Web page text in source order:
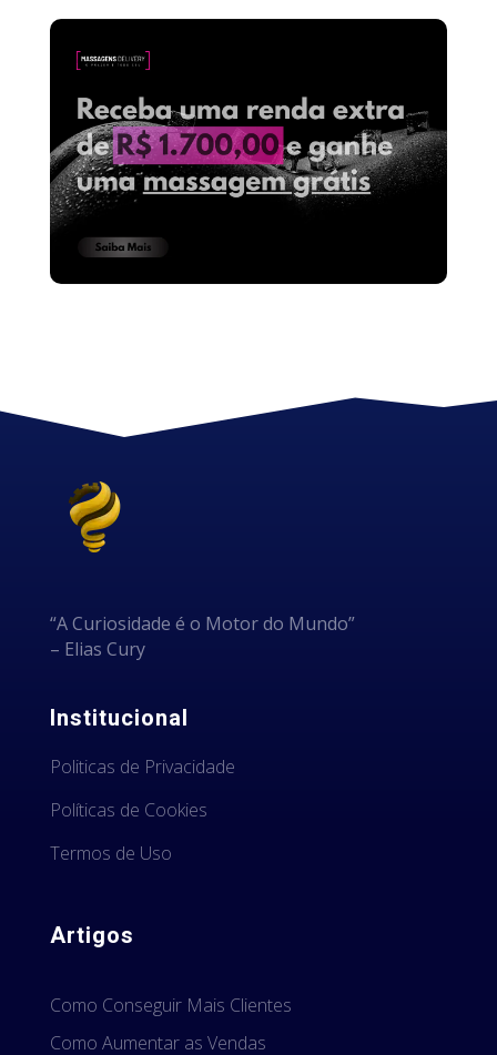
“A Curiosidade é o Motor do Mundo”
– Elias Cury
Institucional
Politicas de Privacidade
Políticas de Cookies
Termos de Uso
Artigos
Como Conseguir Mais Clientes
Como Aumentar as Vendas